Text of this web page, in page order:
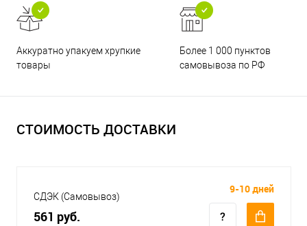
Аккуратно упакуем хрупкие
товары
Более 1 000 пунктов
самовывоза по РФ
СТОИМОСТЬ ДОСТАВКИ
СДЭК (Самовывоз)
561 руб.
9-10 дней